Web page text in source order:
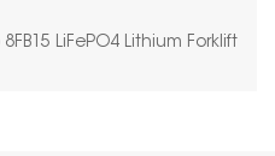
LiFePO4 Lithium Forklift